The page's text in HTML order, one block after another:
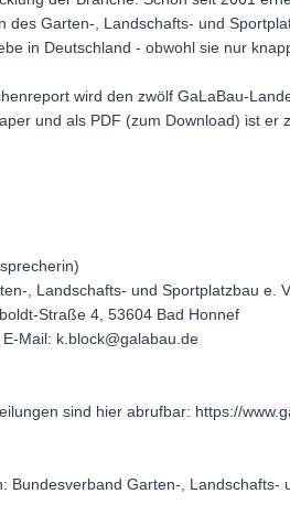
des Garten-, Landschafts- und
in Deutschland - obwohl sie nur
wird den zwölf GaLaBau-
und als PDF (zum Download) ist
, Landschafts- und Sportplatzbau e.
Straße 4, 53604 Bad Honnef
Mail: k.block@galabau.de
sind hier abrufbar: https://
Bundesverband Garten-,